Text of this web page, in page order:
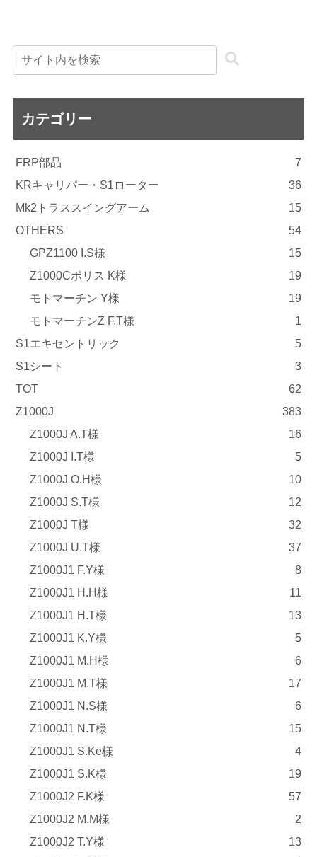
カテゴリー
FRP部品
7
KRキャリパー・S1ローター
36
Mk2トラススイングアーム
15
OTHERS
54
GPZ1100 I.S様
15
Z1000Cポリス K様
19
モトマーチン Y様
19
モトマーチンZ F.T様
1
S1エキセントリック
5
S1シート
3
TOT
62
Z1000J
383
Z1000J A.T様
16
Z1000J I.T様
5
Z1000J O.H様
10
Z1000J S.T様
12
Z1000J T様
32
Z1000J U.T様
37
Z1000J1 F.Y様
8
Z1000J1 H.H様
11
Z1000J1 H.T様
13
Z1000J1 K.Y様
5
Z1000J1 M.H様
6
Z1000J1 M.T様
17
Z1000J1 N.S様
6
Z1000J1 N.T様
15
Z1000J1 S.Ke様
4
Z1000J1 S.K様
19
Z1000J2 F.K様
57
Z1000J2 M.M様
2
Z1000J2 T.Y様
13